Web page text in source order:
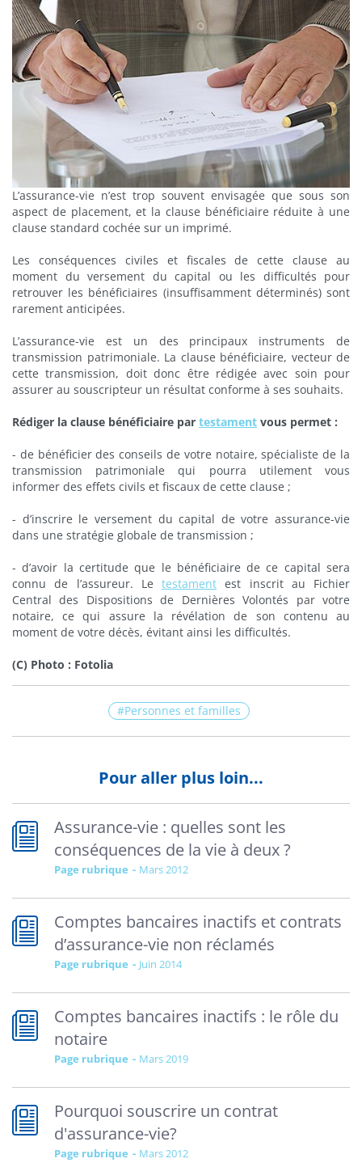
L’assurance-vie n’est trop souvent envisagée que sous son
aspect de placement, et la clause bénéficiaire réduite à une
clause standard cochée sur un imprimé.
Les conséquences civiles et fiscales de cette clause au
moment du versement du capital ou les difficultés pour
retrouver les bénéficiaires (insuffisamment déterminés) sont
rarement anticipées.
L’assurance-vie est un des principaux instruments de
transmission patrimoniale. La clause bénéficiaire, vecteur de
cette transmission, doit donc être rédigée avec soin pour
assurer au souscripteur un résultat conforme à ses souhaits.
Rédiger la clause bénéficiaire par testament vous permet :
- de bénéficier des conseils de votre notaire, spécialiste de la
transmission patrimoniale qui pourra utilement vous
informer des effets civils et fiscaux de cette clause ;
- d’inscrire le versement du capital de votre assurance-vie
dans une stratégie globale de transmission ;
- d’avoir la certitude que le bénéficiaire de ce capital sera
connu de l’assureur. Le testament est inscrit au Fichier
Central des Dispositions de Dernières Volontés par votre
notaire, ce qui assure la révélation de son contenu au
moment de votre décès, évitant ainsi les difficultés.
(C) Photo : Fotolia
Personnes et familles
Pour aller plus loin...
Assurance-vie : quelles sont les
conséquences de la vie à deux ?
Page rubrique mars 2012
Comptes bancaires inactifs et contrats
d’assurance-vie non réclamés
Page rubrique juin 2014
Comptes bancaires inactifs : le rôle du
notaire
Page rubrique mars 2019
Pourquoi souscrire un contrat
d'assurance-vie?
Page rubrique mars 2012